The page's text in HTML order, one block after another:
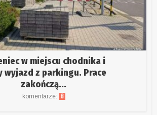
w miejscu chodnika i
wyjazd z parkingu. Prace
zakończą...
komentarze: 8